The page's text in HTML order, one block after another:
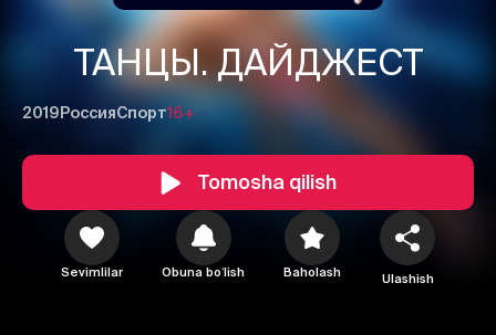
ТАНЦЫ. ДАЙДЖЕСТ
2019 РоссияСпорт16+
Tomosha qilish
Sevimlilar Obuna boʻlish Baholash Ulashish